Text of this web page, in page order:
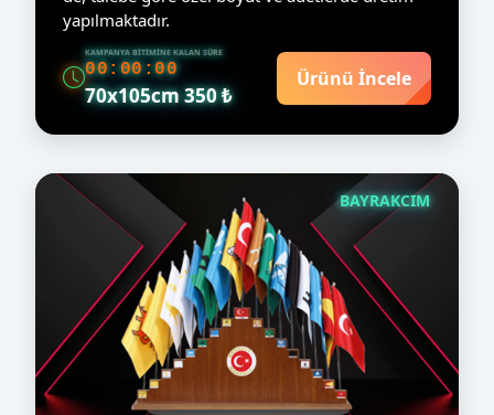
yapılmaktadır.
KAMPANYA BITIMINE KALAN SÜRE
00:00:00
70x105cm 350 ₺
Ürünü İncele
BAYRAKCIM